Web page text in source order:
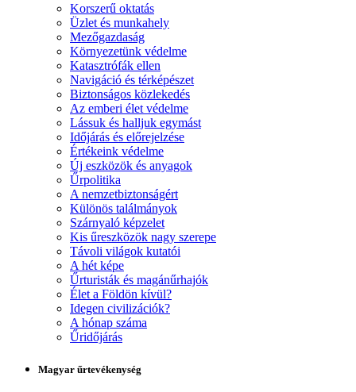
Korszerű oktatás
Üzlet és munkahely
Mezőgazdaság
Környezetünk védelme
Katasztrófák ellen
Navigáció és térképészet
Biztonságos közlekedés
Az emberi élet védelme
Lássuk és halljuk egymást
Időjárás és előrejelzése
Értékeink védelme
Új eszközök és anyagok
Űrpolitika
A nemzetbiztonságért
Különös találmányok
Szárnyaló képzelet
Kis űreszközök nagy szerepe
Távoli világok kutatói
A hét képe
Űrturisták és magánűrhajók
Élet a Földön kívül?
Idegen civilizációk?
A hónap száma
Űridőjárás
Magyar űrtevékenység